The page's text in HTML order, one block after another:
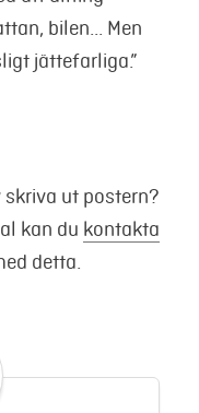
bilen... Men
jättefarliga.”
ut postern?
kan du kontakta
detta.